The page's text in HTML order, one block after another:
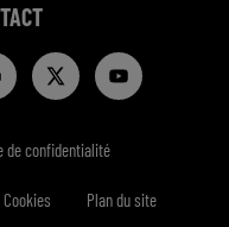
de confidentialité
Cookies Plan du site